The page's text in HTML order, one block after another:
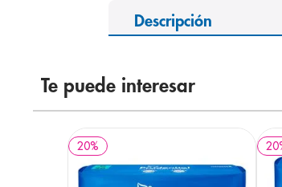
Descripción
Te puede interesar
20% 20